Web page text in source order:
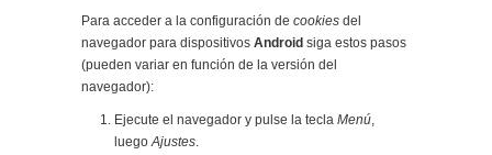
Para acceder a la configuración de cookies del
navegador para dispositivos Android siga estos pasos
(pueden variar en función de la versión del
navegador):
Ejecute el navegador y pulse la tecla Menú,
luegoAjustes.